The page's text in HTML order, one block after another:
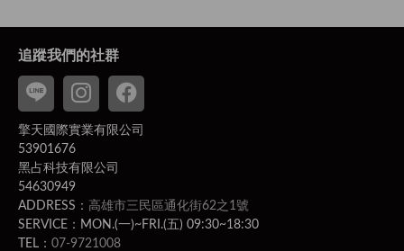
追蹤我們的社群
擎天國際實業有限公司
53901676
黑占科技有限公司
54630949
ADDRESS： 高雄市三民區通化街62之1號
SERVICE：MON.(一)~FRI.(五) 09:30~18:30
TEL： 07-9721008